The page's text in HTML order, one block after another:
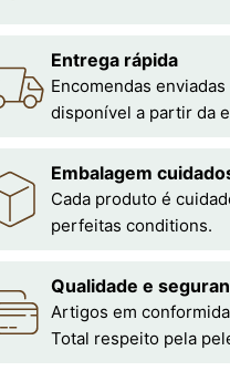
Entrega rápida
Encomendas
disponível a partir da
Embalagem
Cada produto é
perfeitas conditions.
Qualidade e
Artigos em
Total respeito pela